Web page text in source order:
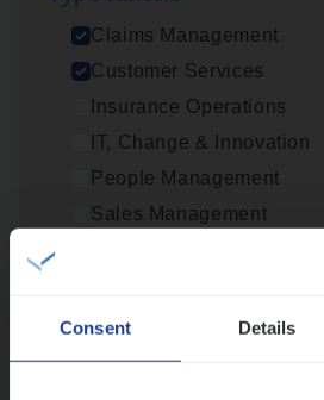
Consent Details
Claims Management
Customer Services
Insurance Operations
IT, Change & Innovation
People Management
Sales Management
Provincie Antwerpen
Provincie Limburg
Scha­de Expert Fleet
Claims Management
Antwerpen
Cus­to­mer Care Expert
Hospitalisatieverzekeringen
Antwerpen